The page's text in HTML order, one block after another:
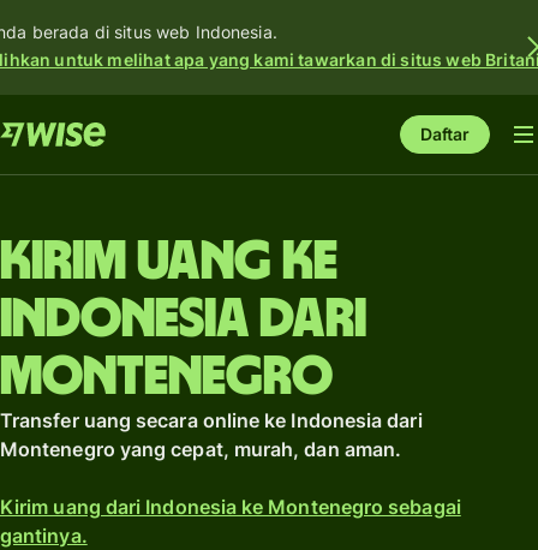
berada di situs web Indonesia.
untuk melihat apa yang kami tawarkan di situs web
Daftar
Kirim uang ke
Indonesia dari
Montenegro
Transfer uang secara online ke Indonesia dari
Montenegro yang cepat, murah, dan aman.
Kirim uang dari Indonesia ke Montenegro sebagai
gantinya.